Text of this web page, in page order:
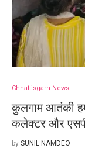
Chhattisgarh News
कुलगाम आतंकी
कलेक्टर और
by SUNIL NAMDEO